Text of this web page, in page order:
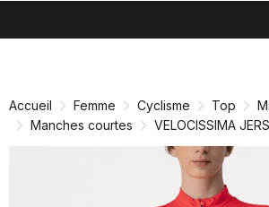
directement
navigation
directement
Accueil Femme Cyclisme Top
Manches courtes
VELOCISSIMA